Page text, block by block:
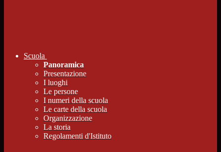
Scuola
Panoramica
Presentazione
I luoghi
Le persone
I numeri della scuola
Le carte della scuola
Organizzazione
La storia
Regolamenti d'Istituto